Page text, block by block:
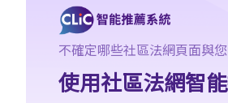
B. 同意
I. 受害人不同意
III. 由衷相信取得受害人的同意
不確定哪些社區法網頁面與
使用社區法網智